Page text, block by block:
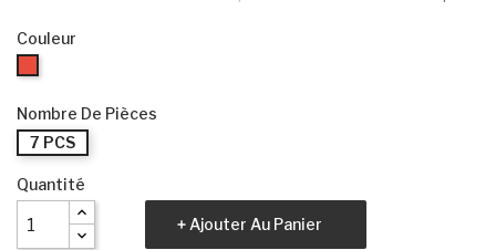
Couleur
Nombre De Pièces
7 PCS
Quantité
Ajouter Au Panier